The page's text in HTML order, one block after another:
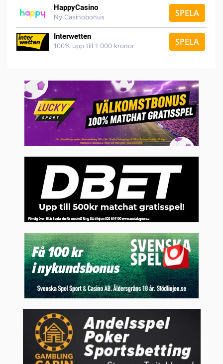
HappyCasino
Ny Casinobonus SPELA
Interwetten
100% upp till 1 000 kronor SPELA